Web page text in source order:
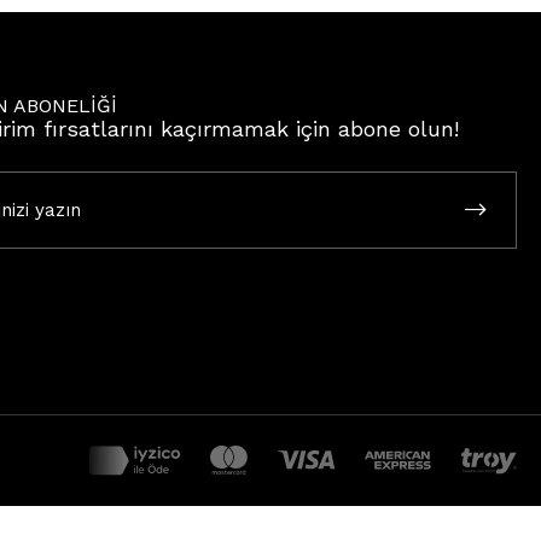
ABONELİĞİ
fırsatlarını kaçırmamak için abone olun!